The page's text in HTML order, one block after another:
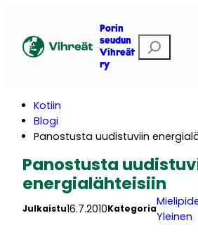
Porin
seudun
Vihreät
ry
t
Kotiin
Blogi
Panostusta uudistuviin
Panostusta
energialähteisiin
Julkaistu16.7.2010Kategoria
Yleinen